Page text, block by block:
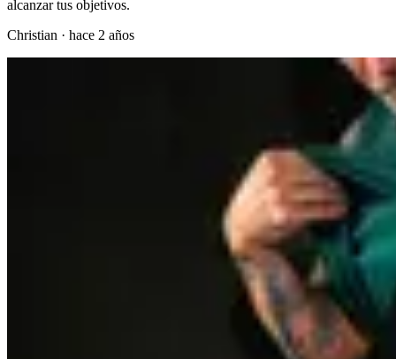
alcanzar tus objetivos.
Christian · hace 2 años